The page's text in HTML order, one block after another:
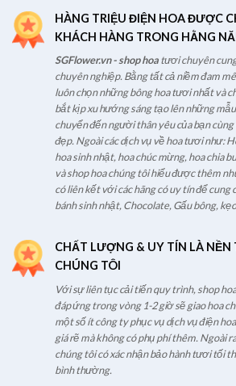
HÀNG TRIỆU ĐIỆN HOA ĐƯỢC
KHÁCH HÀNG TRONG HẰNG
SGFlower.vn - shop hoatươi chuyên
chuyên nghiệp. Bằng tất cả niềm đam
luôn chọn những bông hoa tươi nhất và
bắt kịp xu hướng sáng tạo lên những
chuyển đến người thân yêu của bạn
đẹp. Ngoài các dịch vụ về hoa tươi như:
hoa sinh nhật, hoa chúc mừng, hoa chia
và shop hoa chúng tôi hiểu được thêm
có liên kết với các hãng có uy tín để cung
bánh sinh nhật, Chocolate, Gấu bông,
CHẤT LƯỢNG & UY TÍN LÀ NỀN
CHÚNG TÔI
Với sự liên tục cải tiến quy trình, shop
đáp ứng trong vòng 1-2 giờ sẽ giao hoa
một số ít công ty phục vụ dịch vụ điện
giá rẽ mà không có phụ phí thêm. Ngoài
chúng tôi có xác nhận bảo hành tươi tối
bình thường.